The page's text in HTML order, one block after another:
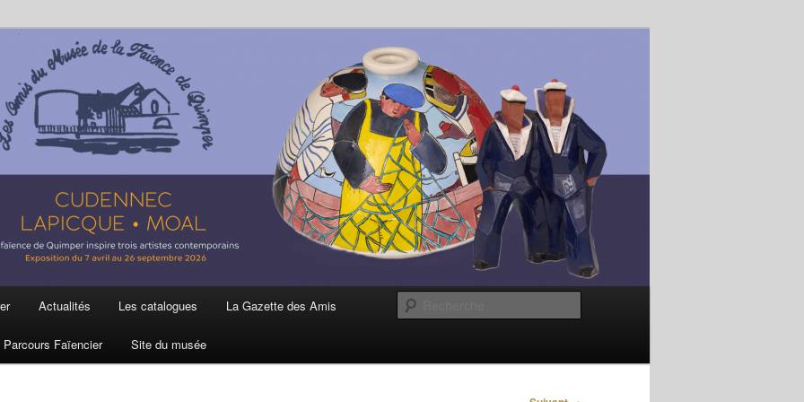
et de la Faïence de Quimper
Actualités Les catalogues La Gazette des Amis
Parcours Faïencier Site du musée